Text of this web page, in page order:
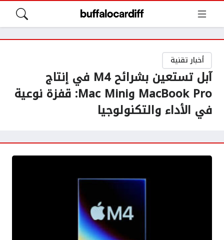
أخبار تقنية
آبل تستعين بشرائح M4 في إنتاج
MacBook Pro وMac Mini: قفزة نوعية
في الأداء والتكنولوجيا